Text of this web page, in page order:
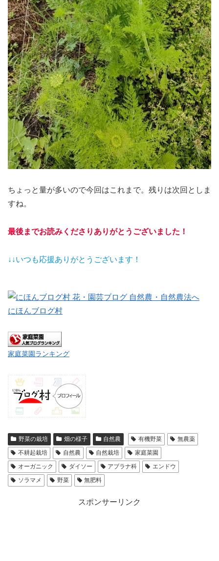
ちょっと量が多いので今回はこれまで。残りは次回としま
すね。
最後までお読みくださりありがとうございました！
↓↓いつも応援ありがとうございます！
にほんブログ村
家庭菜園ランキング
野菜の栽培 畑の様子 自然農 有機野菜
無農薬
不耕起栽培
自然農 自然栽培
家庭菜園
オーガニック
ダイソー アブラナ科
エンドウ
ソラマメ
野菜 無肥料
スポンサーリンク